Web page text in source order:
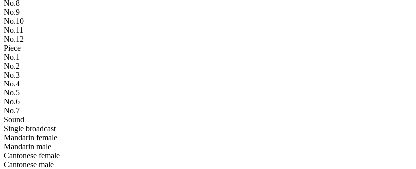
No.8
No.9
No.10
No.11
No.12
Piece
No.1
No.2
No.3
No.4
No.5
No.6
No.7
Sound
Single broadcast
Mandarin female
Mandarin male
Cantonese female
Cantonese male